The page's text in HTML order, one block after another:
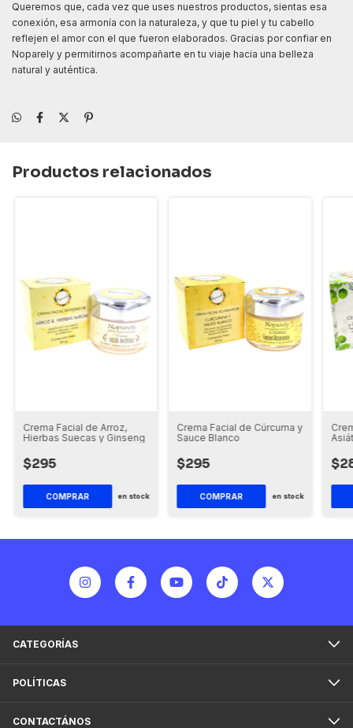
Queremos que, cada vez que uses nuestros productos, sientas esa
conexión, esa armonía con la naturaleza, y que tu piel y tu cabello
reflejen el amor con el que fueron elaborados. Gracias por confiar en
Noparely y permitirnos acompañarte en tu viaje hacia una belleza
natural y auténtica.
Productos relacionados
Crema Facial de Arroz,
Hierbas Suecas y Ginseng
$295
COMPRAR en stock
Crema Facial de Cúrcuma y
Sauce Blanco
$295
COMPRAR en stock
CATEGORÍAS
POLÍTICAS
CONTACTÁNOS